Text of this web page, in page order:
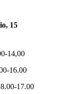
15
14,00
16.00
17.00